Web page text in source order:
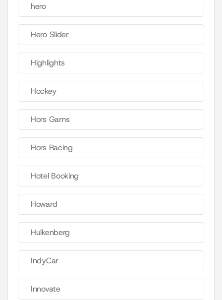
hero
Hero Slider
Highlights
Hockey
Hors Gams
Hors Racing
Hotel Booking
Howard
Hulkenberg
IndyCar
Innovate